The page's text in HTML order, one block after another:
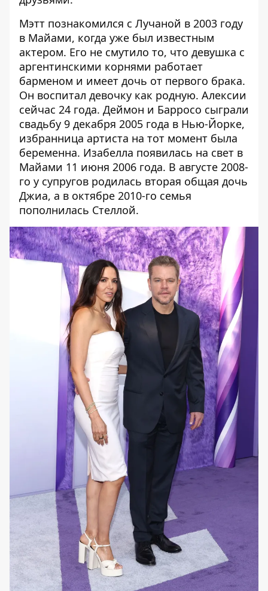
Мэтт познакомился с Лучаной в 2003 году
в Майами, когда уже был известным
актером. Его не смутило то, что девушка с
аргентинскими корнями работает
барменом и имеет дочь от первого брака.
Он воспитал девочку как родную. Алексии
сейчас 24 года. Деймон и Барросо сыграли
свадьбу 9 декабря 2005 года в Нью-Йорке,
избранница артиста на тот момент была
беременна. Изабелла появилась на свет в
Майами 11 июня 2006 года. В августе 2008-
го у супругов родилась вторая общая дочь
Джиа, а в октябре 2010-го семья
пополнилась Стеллой.